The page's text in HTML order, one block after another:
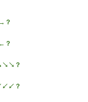
？
？
？
？